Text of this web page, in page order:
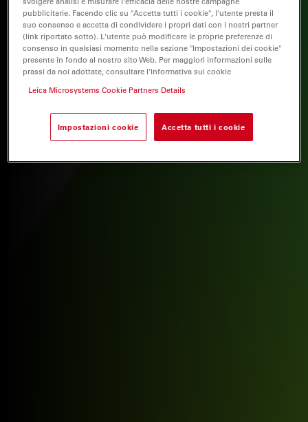
pubblicitarie. Facendo clic su "Accetta tutti i cookie", l'utente presta il
suo consenso e accetta di condividere i propri dati con i nostri partner
(link riportato sotto). L'utente può modificare le proprie preferenze di
consenso in qualsiasi momento nella sezione "Impostazioni dei cookie"
presente in fondo al nostro sito Web. Per maggiori informazioni sulle
prassi da noi adottate, consultare l'Informativa sui cookie
Leica Microsystems Cookie Partners Details
Impostazioni cookie Accetta tutti i cookie